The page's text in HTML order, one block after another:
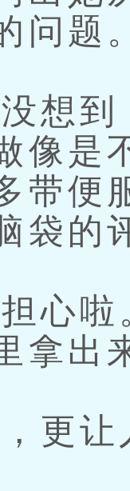
问题
想到
像是
带便
袋的
心啦
拿出
更让